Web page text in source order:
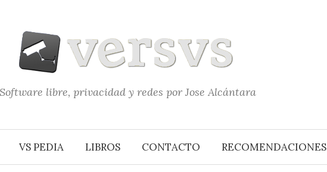
Software libre, privacidad y redes por Jose Alcántara
VS PEDIA LIBROS CONTACTO RECOMENDACIONES